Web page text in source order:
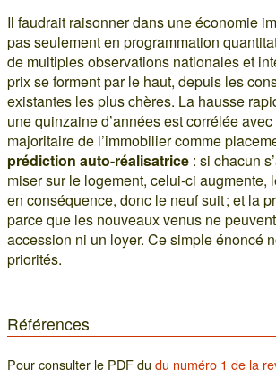
Il faudrait raisonner dans une économie
pas seulement en programmation
de multiples observations nationales et
prix se forment par le haut, depuis les
existantes les plus chères. La hausse
une quinzaine d’années est corrélée
majoritaire de l’immobilier comme
prédiction auto-réalisatrice : si chacun
miser sur le logement, celui-ci augmente,
en conséquence, donc le neuf suit ; et la
parce que les nouveaux venus ne
accession ni un loyer. Ce simple énoncé
priorités.
Références
Pour consulter le PDF du du numéro 1 de la